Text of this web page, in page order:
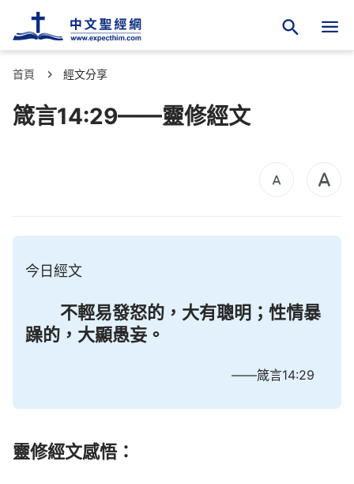
首頁 經文分享
箴言14:29——靈修經文
今日經文
不輕易發怒的，大有聰明；性情暴
躁的，大顯愚妄。
——箴言14:29
靈修經文感悟：